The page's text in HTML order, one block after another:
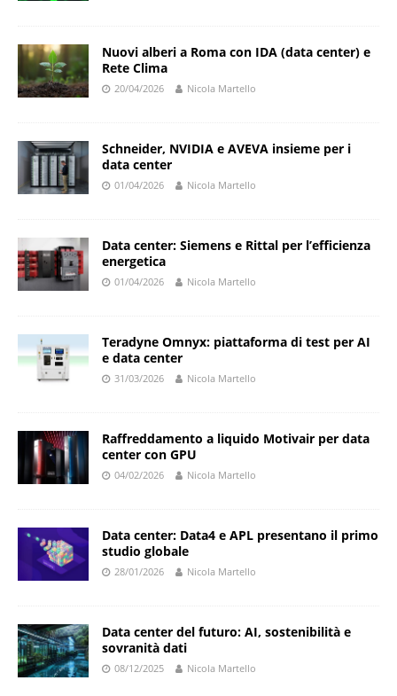
Nuovi alberi a Roma con IDA (data center) e
Rete Clima
20/04/2026 Nicola Martello
Schneider, NVIDIA e AVEVA insieme per i
data center
01/04/2026 Nicola Martello
Data center: Siemens e Rittal per l’efficienza
energetica
01/04/2026 Nicola Martello
Teradyne Omnyx: piattaforma di test per AI
e data center
31/03/2026 Nicola Martello
Raffreddamento a liquido Motivair per data
center con GPU
04/02/2026 Nicola Martello
Data center: Data4 e APL presentano il primo
studio globale
28/01/2026 Nicola Martello
Data center del futuro: AI, sostenibilità e
sovranità dati
08/12/2025 Nicola Martello